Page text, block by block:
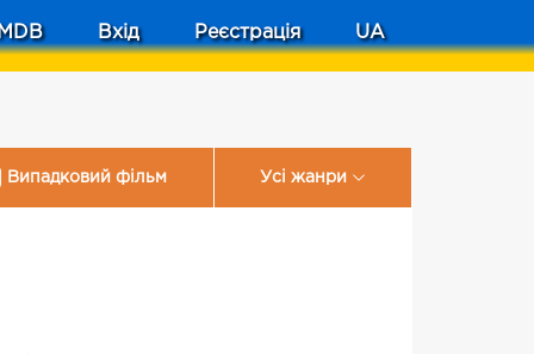
Вхід Реєстрація UA
Випадковий фільм Усі жанри